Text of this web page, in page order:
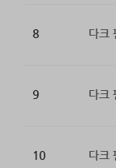
8 다크
9 다크
10 다크